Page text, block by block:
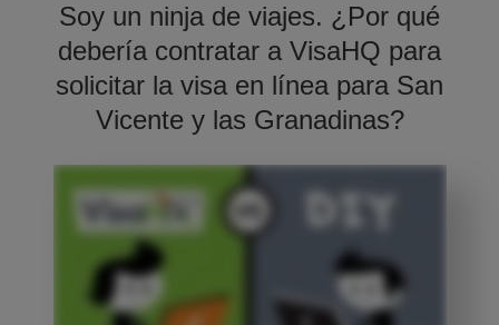
Soy un ninja de viajes. ¿Por qué
debería contratar a VisaHQ para
solicitar la visa en línea para San
Vicente y las Granadinas?